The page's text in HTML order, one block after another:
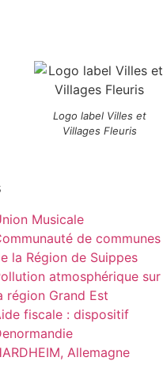
Logo label Villes et
Villages Fleuris
Musicale
de communes
la Région de Suippes
atmosphérique sur
région Grand Est
fiscale : dispositif
Allemagne